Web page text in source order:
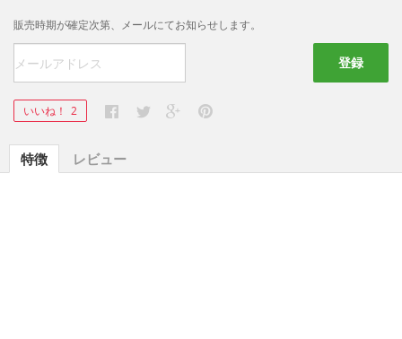
販売時期が確定次第、メールにてお知らせします。
登録
いいね！ 2
特徴 レビュー